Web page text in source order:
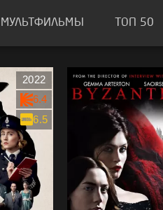
МУЛЬТФИЛЬМЫ ТОП 50
2022
6.4
6.5